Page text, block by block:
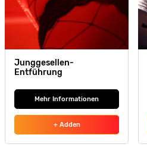
Junggesellen-
Entführung
Mehr Informationen
+ Adden